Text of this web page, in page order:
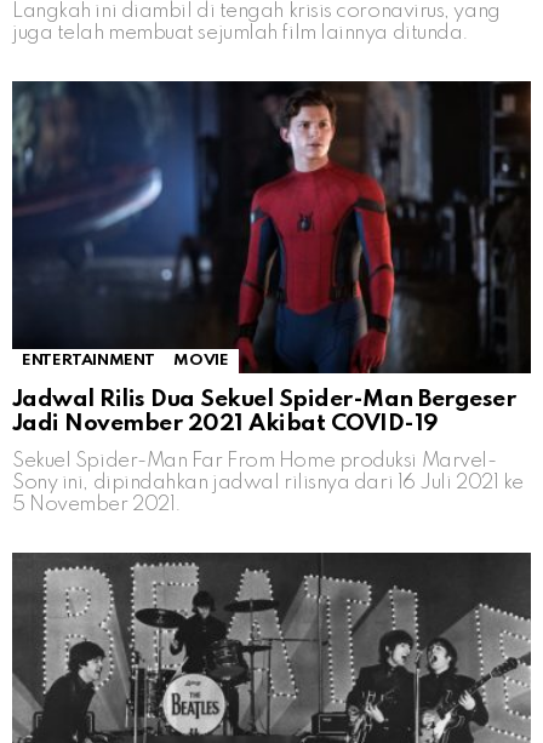
Langkah ini diambil di tengah krisis coronavirus, yang
juga telah membuat sejumlah film lainnya ditunda.
ENTERTAINMENT MOVIE
Jadwal Rilis Dua Sekuel Spider-Man Bergeser
Jadi November 2021 Akibat COVID-19
Sekuel Spider-Man Far From Home produksi Marvel-
Sony ini, dipindahkan jadwal rilisnya dari 16 Juli 2021 ke
5 November 2021.